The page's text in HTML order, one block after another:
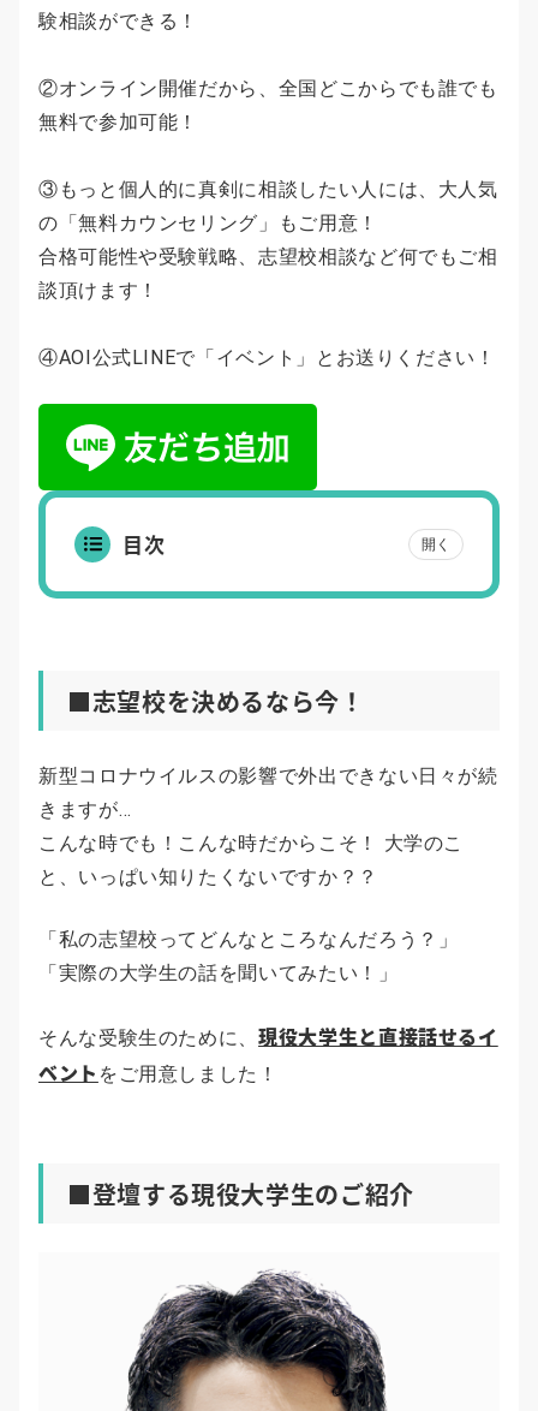
験相談ができる！
②オンライン開催だから、全国どこからでも誰でも
無料で参加可能！
③もっと個人的に真剣に相談したい人には、大人気
の「無料カウンセリング」もご用意！
合格可能性や受験戦略、志望校相談など何でもご相
談頂けます！
④AOI公式LINEで「イベント」とお送りください！
目次 開く
■志望校を決めるなら今！
新型コロナウイルスの影響で外出できない日々が続
きますが…
こんな時でも！こんな時だからこそ！ 大学のこ
と、いっぱい知りたくないですか？？
「私の志望校ってどんなところなんだろう？」
「実際の大学生の話を聞いてみたい！」
そんな受験生のために、現役大学生と直接話せるイ
ベント をご用意しました！
■登壇する現役大学生のご紹介